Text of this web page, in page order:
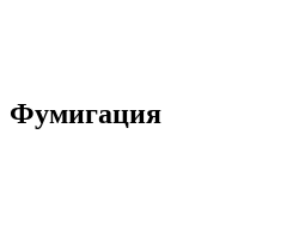
Фумигация